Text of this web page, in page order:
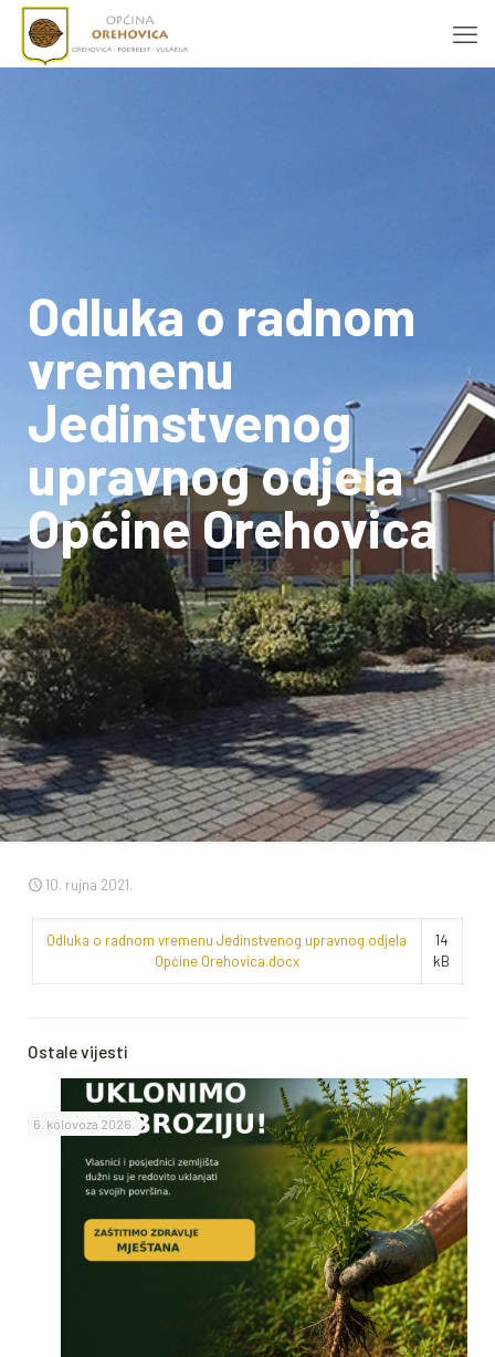
Odluka o radnom
vremenu
Jedinstvenog
upravnog odjela
Općine Orehovica
10. rujna 2021.
Odluka o radnom vremenu Jedinstvenog upravnog odjela
Općine Orehovica.docx
14
kB
Ostale vijesti
6. kolovoza 2026.